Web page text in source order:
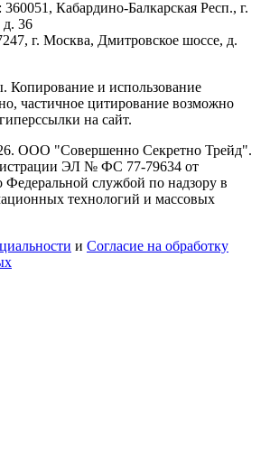
Кабардино-Балкарская Респ., г.
д. 36
г. Москва, Дмитровское шоссе, д.
Копирование и использование
частичное цитирование возможно
на сайт.
ООО "Совершенно Секретно Трейд".
ЭЛ № ФС 77-79634 от
Федеральной службой по надзору в
технологий и массовых
и Согласие на обработку